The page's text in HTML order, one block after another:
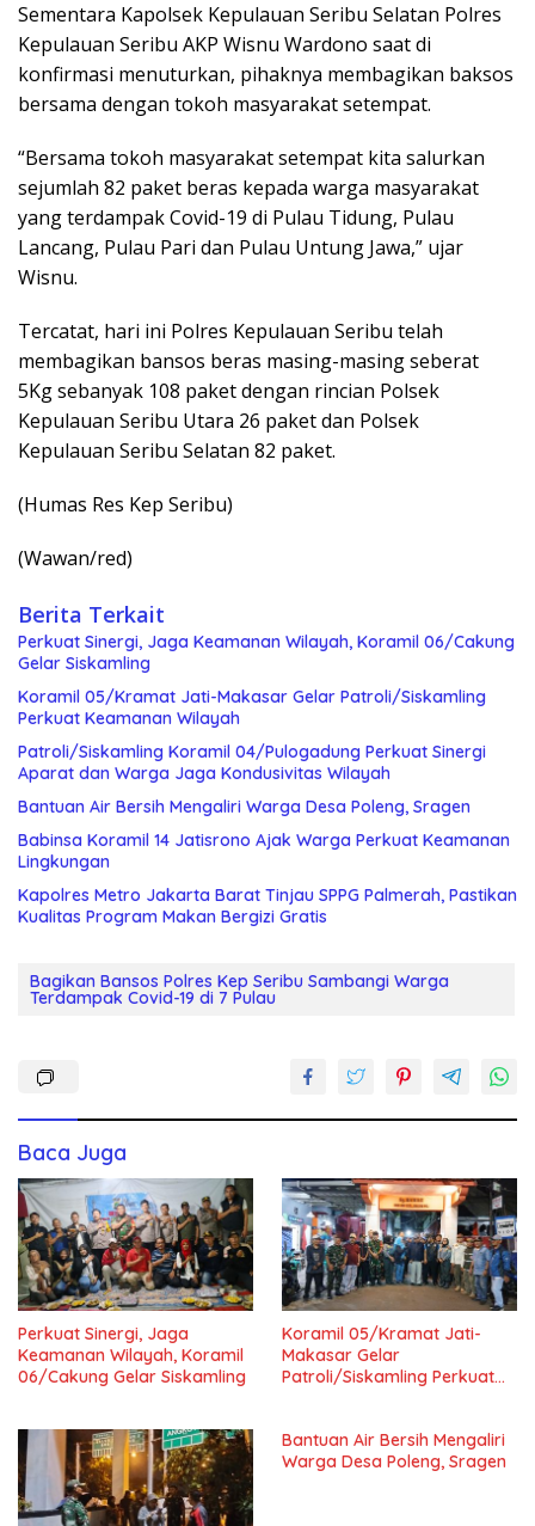
Sementara Kapolsek Kepulauan Seribu Selatan Polres
Kepulauan Seribu AKP Wisnu Wardono saat di
konfirmasi menuturkan, pihaknya membagikan baksos
bersama dengan tokoh masyarakat setempat.
“Bersama tokoh masyarakat setempat kita salurkan
sejumlah 82 paket beras kepada warga masyarakat
yang terdampak Covid-19 di Pulau Tidung, Pulau
Lancang, Pulau Pari dan Pulau Untung Jawa,” ujar
Wisnu.
Tercatat, hari ini Polres Kepulauan Seribu telah
membagikan bansos beras masing-masing seberat
5Kg sebanyak 108 paket dengan rincian Polsek
Kepulauan Seribu Utara 26 paket dan Polsek
Kepulauan Seribu Selatan 82 paket.
(Humas Res Kep Seribu)
(Wawan/red)
Berita Terkait
Perkuat Sinergi, Jaga Keamanan Wilayah, Koramil 06/Cakung
Gelar Siskamling
Koramil 05/Kramat Jati-Makasar Gelar Patroli/Siskamling
Perkuat Keamanan Wilayah
Patroli/Siskamling Koramil 04/Pulogadung Perkuat Sinergi
Aparat dan Warga Jaga Kondusivitas Wilayah
Bantuan Air Bersih Mengaliri Warga Desa Poleng, Sragen
Babinsa Koramil 14 Jatisrono Ajak Warga Perkuat Keamanan
Lingkungan
Kapolres Metro Jakarta Barat Tinjau SPPG Palmerah, Pastikan
Kualitas Program Makan Bergizi Gratis
Bagikan Bansos Polres Kep Seribu Sambangi Warga
Terdampak Covid-19 di 7 Pulau
Baca Juga
Perkuat Sinergi, Jaga
Keamanan Wilayah, Koramil
06/Cakung Gelar Siskamling
Koramil 05/Kramat Jati-
Makasar Gelar
Patroli/Siskamling Perkuat
Bantuan Air Bersih Mengaliri
Warga Desa Poleng, Sragen